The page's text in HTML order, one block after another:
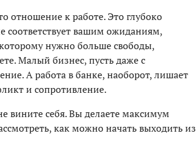
отношение к работе. Это глубоко
соответствует вашим ожиданиям,
нужно больше свободы,
Малый бизнес, пусть даже с
А работа в банке, наоборот, лишает
и сопротивление.
вините себя. Вы делаете максимум
как можно начать выходить из